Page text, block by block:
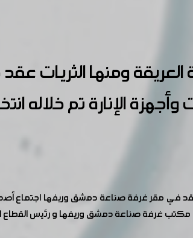
ومنها الثريات
الإنارة تم خلاله
في مقر غرفة صناعة دمشق وريفها اجتماع
مكتب غرفة صناعة دمشق وريفها و رئيس